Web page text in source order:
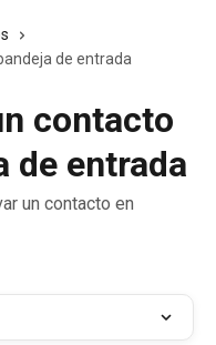
de entrada
contacto
de entrada
un contacto en